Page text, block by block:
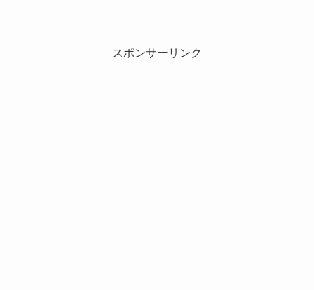
スポンサーリンク